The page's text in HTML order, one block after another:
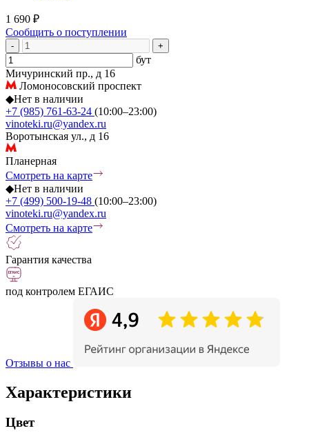
1 690 ₽
Сообщить о поступлении
- +
бут
Мичуринский пр., д 16
Ломоносовский проспект
◆Нет в наличии
+7 (985) 761-63-24 (10:00–23:00)
vinoteki.ru@yandex.ru
Воротынская ул., д 16
Планерная
Смотреть на карте
◆Нет в наличии
+7 (499) 500-19-48 (10:00–23:00)
vinoteki.ru@yandex.ru
Смотреть на карте
Гарантия качества
под контролем ЕГАИС
Отзывы о нас
Характеристики
Цвет